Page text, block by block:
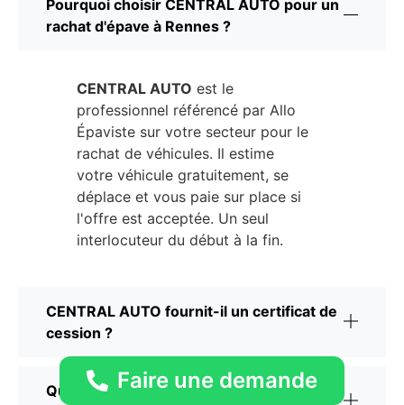
Pourquoi choisir CENTRAL AUTO pour un
rachat d'épave à Rennes ?
CENTRAL AUTO est le
professionnel référencé par Allo
Épaviste sur votre secteur pour le
rachat de véhicules. Il estime
votre véhicule gratuitement, se
déplace et vous paie sur place si
l'offre est acceptée. Un seul
interlocuteur du début à la fin.
CENTRAL AUTO fournit-il un certificat de
cession ?
Quels véhicules CENTRAL AUTO rachète-
Faire une demande